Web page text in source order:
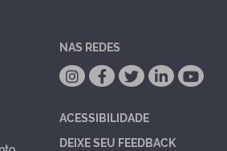
NAS REDES
ACESSIBILIDADE
DEIXE SEU FEEDBACK